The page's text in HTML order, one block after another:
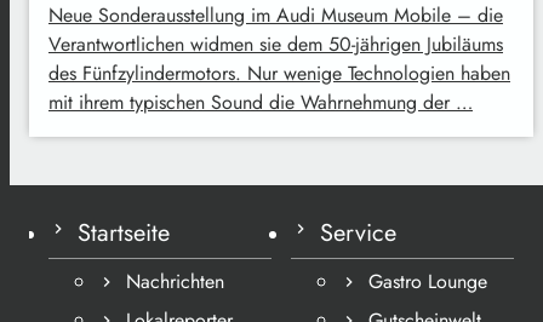
Neue Sonderausstellung im Audi Museum Mobile – die
Verantwortlichen widmen sie dem 50-jährigen Jubiläums
des Fünfzylindermotors. Nur wenige Technologien haben
mit ihrem typischen Sound die Wahrnehmung der …
Startseite
Nachrichten
Service
Gastro Lounge